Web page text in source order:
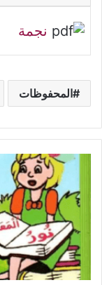
نجمة
المحفوظات
امتحانات
المعارف
السنة
الرابعة
الثلاثي
الثاني